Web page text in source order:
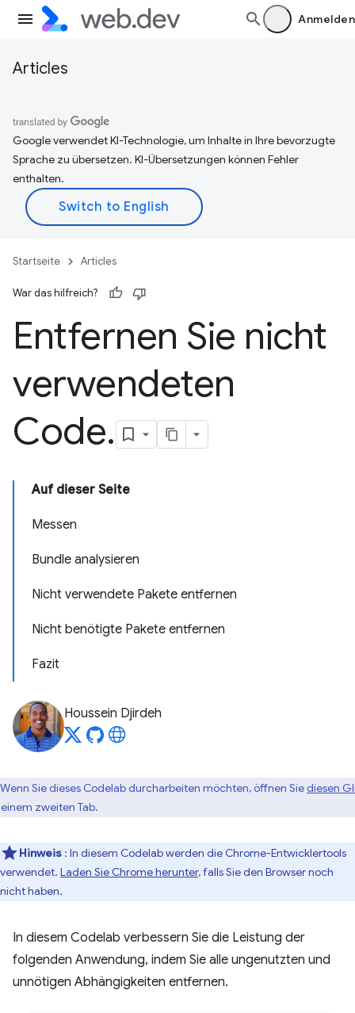
Anmelden
Articles
Google verwendet KI-Technologie, um Inhalte in Ihre bevorzugte
Sprache zu übersetzen. KI-Übersetzungen können Fehler
enthalten.
Startseite Articles
War das hilfreich?
Entfernen Sie nicht
verwendeten
Code.
Auf dieser Seite
Messen
Bundle analysieren
Nicht verwendete Pakete entfernen
Nicht benötigte Pakete entfernen
Fazit
Houssein Djirdeh
Wenn Sie dieses Codelab durcharbeiten möchten, öffnen Siediesen
zweiten Tab.
Hinweis : In diesem Codelab werden die Chrome-Entwicklertools
verwendet. Laden Sie Chrome herunter, falls Sie den Browser noch
nicht haben.
In diesem Codelab verbessern Sie die Leistung der
folgenden Anwendung, indem Sie alle ungenutzten und
unnötigen Abhängigkeiten entfernen.